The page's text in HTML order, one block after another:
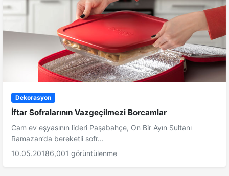
Dekorasyon
İftar Sofralarının Vazgeçilmezi Borcamlar
Cam ev eşyasının lideri Paşabahçe, On Bir Ayın Sultanı
Ramazan’da bereketli sofr...
10.05.20186,001 görüntülenme